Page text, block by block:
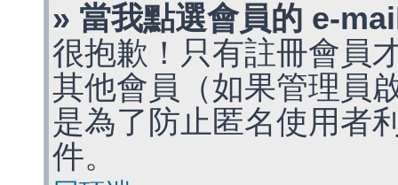
» 當我點選會員的 e-
很抱歉！只有註冊會員
其他會員（如果管理員
是為了防止匿名使用者
件。